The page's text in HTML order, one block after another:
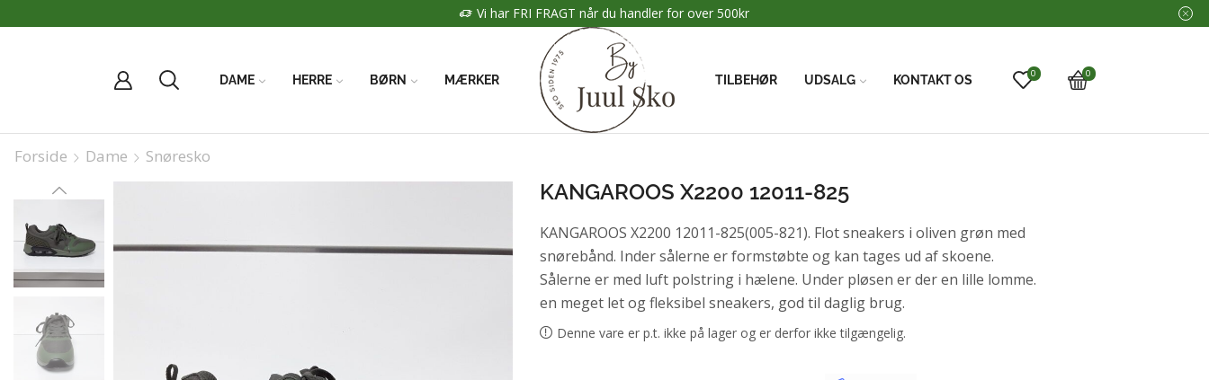
Vi har FRI FRAGT når du handler for over 500kr
DAME HERRE BØRN MÆRKER TILBEHØR UDSALG KONTAKT OS 0 0
Forside Dame Snøresko
KANGAROOS X2200 12011-825
KANGAROOS X2200 12011-825(005-821). Flot sneakers i oliven grøn med
snørebånd. Inder sålerne er formstøbte og kan tages ud af skoene.
Sålerne er med luft polstring i hælene. Under pløsen er der en lille lomme.
en meget let og fleksibel sneakers, god til daglig brug.
Denne vare er p.t. ikke på lager og er derfor ikke tilgængelig.